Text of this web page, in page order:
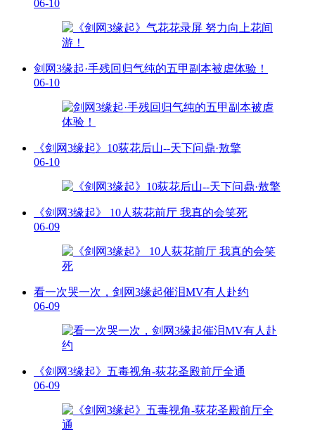
06-10
剑网3缘起·手残回归气纯的五甲副本被虐体验！
06-10
《剑网3缘起》10荻花后山--天下问鼎·敖擎
06-10
《剑网3缘起》 10人荻花前厅 我真的会笑死
06-09
看一次哭一次，剑网3缘起催泪MV有人赴约
06-09
《剑网3缘起》五毒视角-荻花圣殿前厅全通
06-09